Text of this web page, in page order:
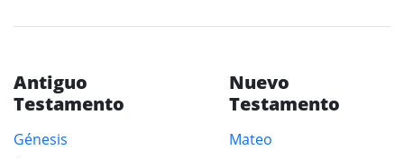
Antiguo
Testamento
Génesis
Nuevo
Testamento
Mateo